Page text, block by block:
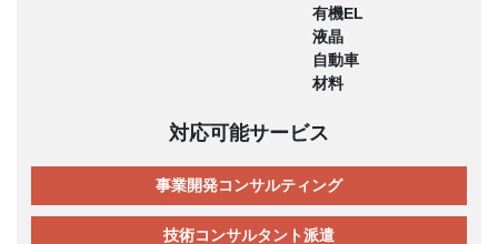
有機EL
液晶
自動車
材料
対応可能サービス
事業開発コンサルティング
技術コンサルタント派遣